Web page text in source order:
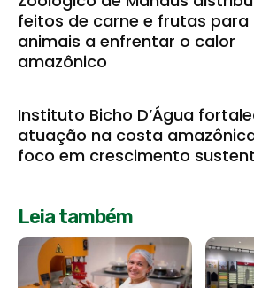
feitos de carne e frutas para
animais a enfrentar o calor
amazônico
Instituto Bicho D’Água
atuação na costa
foco em crescimento
Leia também